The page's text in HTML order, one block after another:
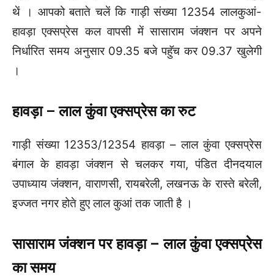
थें । आपको बताते चलें कि गाड़ी संख्या 12354 लालकुआं-
हावड़ा एक्सप्रेस कल वापसी में सासाराम जंक्शन पर अपने
निर्धारित समय अनुसार 09.35 बजे पहुॅच कर 09.37 खुलेगी
।
हावड़ा – लाल कुंवा एक्सप्रेस का रुट
गाड़ी संख्या 12353/12354 हावड़ा – लाल कुंवा एक्सप्रेस
बंगाल के हावड़ा जंक्शन से चलकर गया, पंडित दीनदयाल
उपाध्याय जंक्शन, वाराणसी, रायबरेली, लखनऊ के रास्ते बरेली,
इज्जत नगर होते हुए लाल कुआं तक जाती है ।
सासाराम जंक्शन पर हावड़ा – लाल कुंवा एक्सप्रेस
का समय